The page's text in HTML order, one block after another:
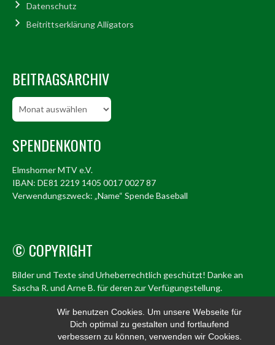
Wir benutzen Cookies. Um unsere Webseite für
Dich optimal zu gestalten und fortlaufend
verbessern zu können, verwenden wir Cookies.
Datenschutz
Beitrittserklärung Alligators
BEITRAGSARCHIV
Beitragsarchiv
SPENDENKONTO
Elmshorner MTV e.V.
IBAN: DE81 2219 1405 0017 0027 87
Verwendungszweck: „Name“ Spende Baseball
© COPYRIGHT
Bilder und Texte sind Urheberrechtlich geschützt! Danke an
Sascha R. und Arne B. für deren zur Verfügungstellung.
© Elmshorn Alligators 1998 – 2026
info@alligators.de